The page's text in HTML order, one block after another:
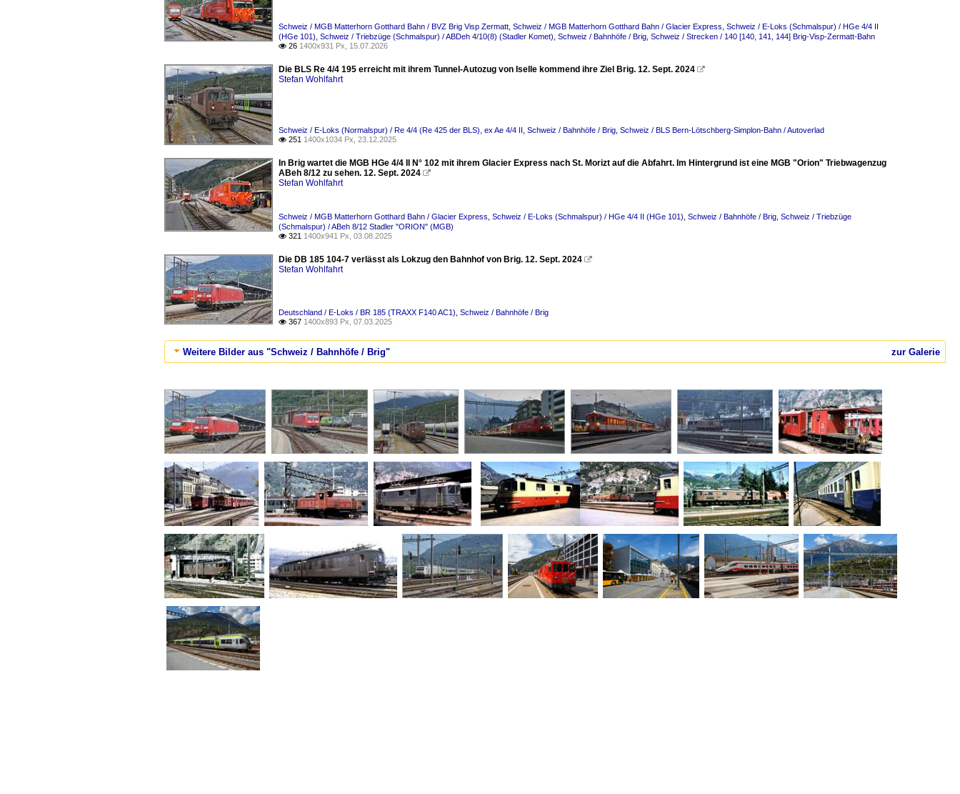
Schweiz / MGB Matterhorn Gotthard Bahn / BVZ Brig Visp Zermatt Schweiz / MGB Matterhorn Gotthard Bahn / Glacier Express Schweiz / E-Loks (Schmalspur) / HGe 4/4 II
(HGe 101) Schweiz / Triebzüge (Schmalspur) / ABDeh 4/10(8) (Stadler Komet) Schweiz / Bahnhöfe / Brig Schweiz / Strecken / 140 [140, 141, 144] Brig-Visp-Zermatt-Bahn
 26 1400x931 Px, 15.07.2026
Die BLS Re 4/4 195 erreicht mit ihrem Tunnel-Autozug von Iselle kommend ihre Ziel Brig. 12. Sept. 2024 
Stefan Wohlfahrt
Schweiz / E-Loks (Normalspur) / Re 4/4 (Re 425 der BLS), ex Ae 4/4 II Schweiz / Bahnhöfe / Brig Schweiz / BLS Bern-Lötschberg-Simplon-Bahn / Autoverlad
 251 1400x1034 Px, 23.12.2025
In Brig wartet die MGB HGe 4/4 II N° 102 mit ihrem Glacier Express nach St. Morizt auf die Abfahrt. Im Hintergrund ist eine MGB "Orion" Triebwagenzug
ABeh 8/12 zu sehen. 12. Sept. 2024 
Stefan Wohlfahrt
Schweiz / MGB Matterhorn Gotthard Bahn / Glacier Express Schweiz / E-Loks (Schmalspur) / HGe 4/4 II (HGe 101) Schweiz / Bahnhöfe / Brig Schweiz / Triebzüge
(Schmalspur) / ABeh 8/12 Stadler "ORION" (MGB)
 321 1400x941 Px, 03.08.2025
Die DB 185 104-7 verlässt als Lokzug den Bahnhof von Brig. 12. Sept. 2024 
Stefan Wohlfahrt
Deutschland / E-Loks / BR 185 (TRAXX F140 AC1) Schweiz / Bahnhöfe / Brig
 367 1400x893 Px, 07.03.2025
zur Galerie
Weitere Bilder aus "Schweiz / Bahnhöfe / Brig"